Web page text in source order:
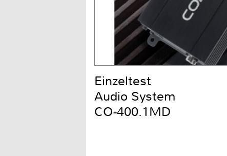
Einzeltest
Audio System
CO-400.1MD